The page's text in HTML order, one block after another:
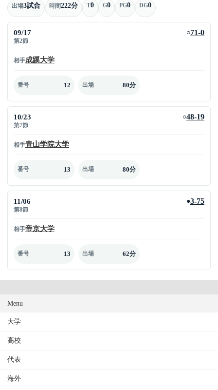
出場3試合 時間222分 T0 G0 PG0 DG0
09/17
第2節
○71-0
相手成蹊大学
番号 12 出場 80分
10/23
第7節
○48-19
相手青山学院大学
番号 13 出場 80分
11/06
第8節
●3-75
相手帝京大学
番号 13 出場 62分
Menu
大学
高校
代表
海外